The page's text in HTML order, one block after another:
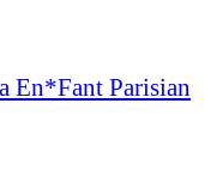
En*Fant Parisian